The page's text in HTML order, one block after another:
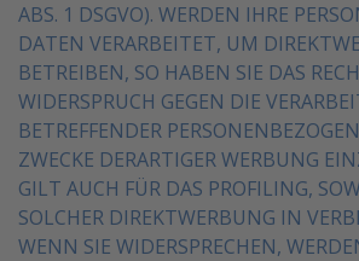
ABS. 1 DSGVO). WERDEN IHRE
DATEN VERARBEITET, UM
BETREIBEN, SO HABEN SIE DAS
WIDERSPRUCH GEGEN DIE
BETREFFENDER
ZWECKE DERARTIGER WERBUNG
GILT AUCH FÜR DAS PROFILING,
SOLCHER DIREKTWERBUNG IN
WENN SIE WIDERSPRECHEN,